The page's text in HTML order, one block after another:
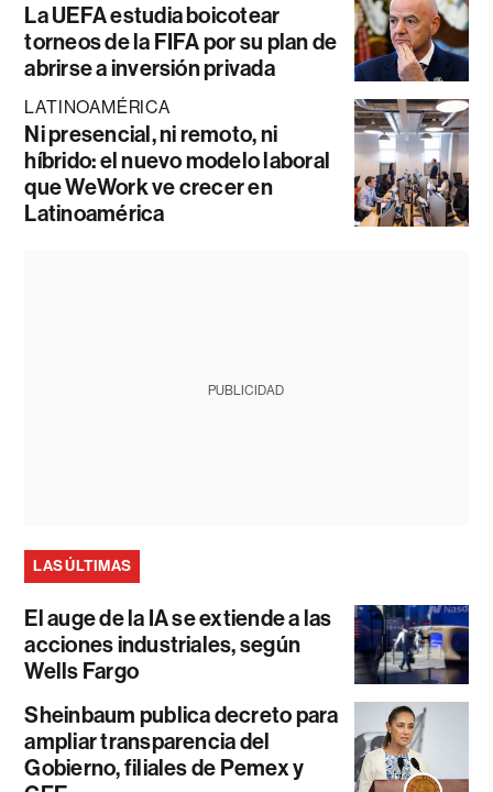
La UEFA estudia boicotear
torneos de la FIFA por su plan de
abrirse a inversión privada
LATINOAMÉRICA
Ni presencial, ni remoto, ni
híbrido: el nuevo modelo laboral
que WeWork ve crecer en
Latinoamérica
PUBLICIDAD
LAS ÚLTIMAS
El auge de la IA se extiende a las
acciones industriales, según
Wells Fargo
Sheinbaum publica decreto para
ampliar transparencia del
Gobierno, filiales de Pemex y